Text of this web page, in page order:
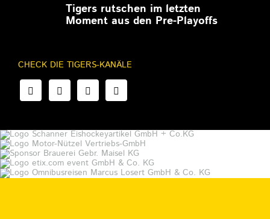
Tigers rutschen im letzten
Moment aus den Pre-Playoffs
CHECK DIE TIGERS-KANÄLE